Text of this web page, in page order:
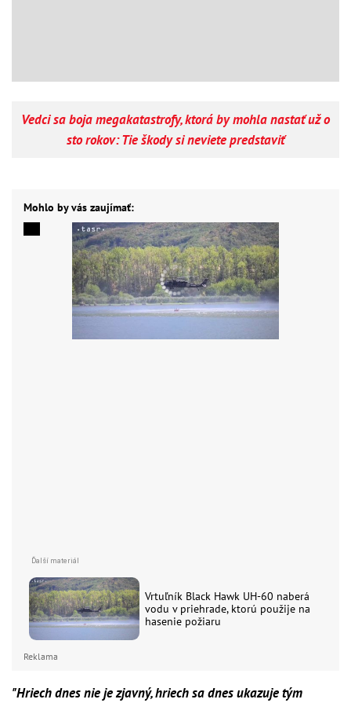
Vedci sa boja megakatastrofy, ktorá by mohla nastať už o
sto rokov: Tie škody si neviete predstaviť
Mohlo by vás zaujímať:
Vrtuľník Black Hawk UH-60 naberá
vodu v priehrade, ktorú použije na
hasenie požiaru
Reklama
"Hriech dnes nie je zjavný, hriech sa dnes ukazuje tým